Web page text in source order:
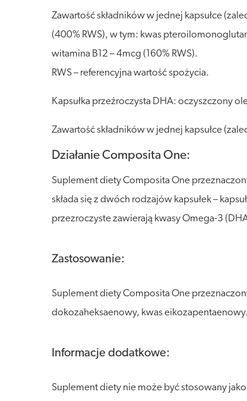
Zawartość składników w jednej kapsułce
(400% RWS), w tym: kwas
witamina B12 – 4mcg (160% RWS).
RWS – referencyjna wartość spożycia.
Kapsułka przeźroczysta DHA: oczyszczony
Zawartość składników w jednej kapsułce
Działanie Composita One:
Suplement diety Composita One
składa się z dwóch rodzajów kapsułek –
przezroczyste zawierają kwasy Omega-3
Zastosowanie:
Suplement diety Composita One
dokozaheksaenowy, kwas
Informacje dodatkowe:
Suplement diety nie może być stosowany